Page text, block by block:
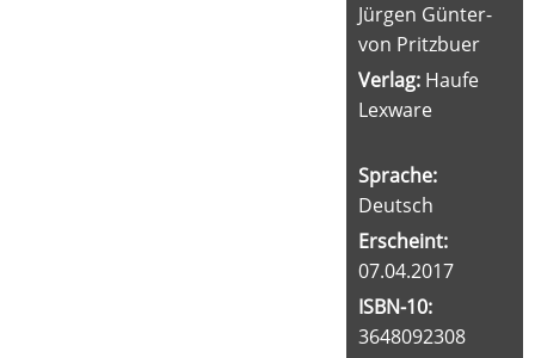
Jürgen Günter-
von Pritzbuer
Verlag: Haufe
Lexware
Sprache:
Deutsch
Erscheint:
07.04.2017
ISBN-10:
3648092308